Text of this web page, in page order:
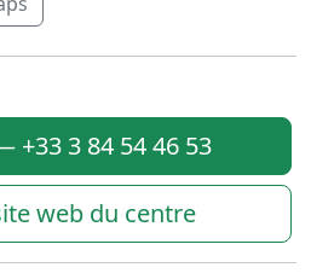
+33 3 84 54 46 53
web du centre